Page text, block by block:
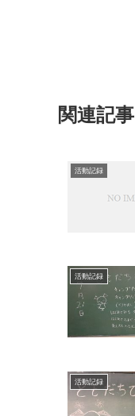
関連記事
活動記録
活動記録
活動記録